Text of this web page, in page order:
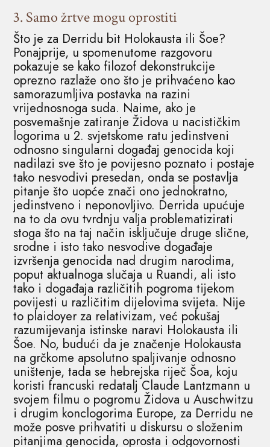
3. Samo žrtve mogu oprostiti
Što je za Derridu bit Holokausta ili Šoe?
Ponajprije, u spomenutome razgovoru
pokazuje se kako filozof dekonstrukcije
oprezno razlaže ono što je prihvaćeno kao
samorazumljiva postavka na razini
vrijednosnoga suda. Naime, ako je
posvemašnje zatiranje Židova u nacističkim
logorima u 2. svjetskome ratu jedinstveni
odnosno singularni događaj genocida koji
nadilazi sve što je povijesno poznato i postaje
tako nesvodivi presedan, onda se postavlja
pitanje što uopće znači ono jednokratno,
jedinstveno i neponovljivo. Derrida upućuje
na to da ovu tvrdnju valja problematizirati
stoga što na taj način isključuje druge slične,
srodne i isto tako nesvodive događaje
izvršenja genocida nad drugim narodima,
poput aktualnoga slučaja u Ruandi, ali isto
tako i događaja različitih pogroma tijekom
povijesti u različitim dijelovima svijeta. Nije
to plaidoyer za relativizam, već pokušaj
razumijevanja istinske naravi Holokausta ili
Šoe. No, budući da je značenje Holokausta
na grčkome apsolutno spaljivanje odnosno
uništenje, tada se hebrejska riječ Šoa, koju
koristi francuski redatalj Claude Lantzmann u
svojem filmu o pogromu Židova u Auschwitzu
i drugim konclogorima Europe, za Derridu ne
može posve prihvatiti u diskursu o složenim
pitanjima genocida, oprosta i odgovornosti